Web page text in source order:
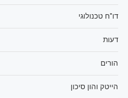
דו"ח טכנולוגי
דעות
הורים
הייטק והון סיכון